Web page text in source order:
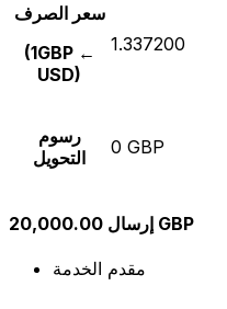
سعر الصرف
(1GBP ←
USD)
1.337200
رسوم
التحويل
0 GBP
إرسال 20,000.00 GBP
مقدم الخدمة